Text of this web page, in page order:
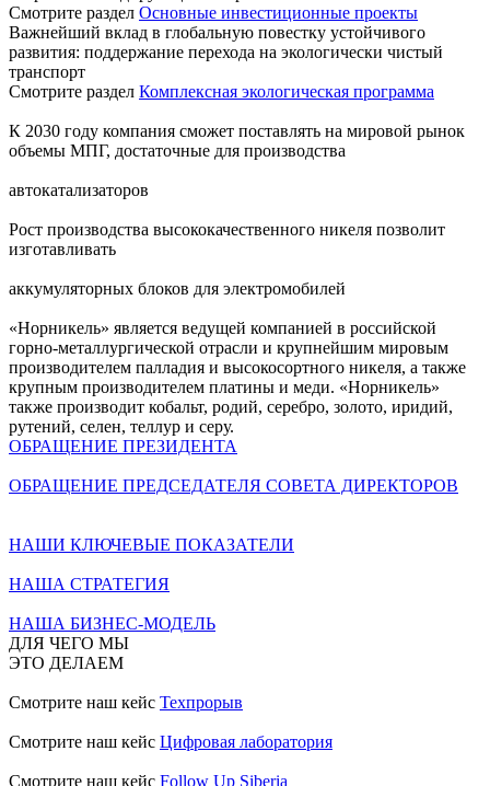
Смотрите раздел Основные инвестиционные проекты
Важнейший вклад в глобальную повестку устойчивого
развития: поддержание перехода на экологически чистый
транспорт
Смотрите раздел Комплексная экологическая программа
К 2030 году компания сможет поставлять на мировой рынок
объемы МПГ, достаточные для производства
автокатализаторов
Рост производства высококачественного никеля позволит
изготавливать
аккумуляторных блоков для электромобилей
«Норникель» является ведущей компанией в российской
горно-металлургической отрасли и крупнейшим мировым
производителем палладия и высокосортного никеля, а также
крупным производителем платины и меди. «Норникель»
также производит кобальт, родий, серебро, золото, иридий,
рутений, селен, теллур и серу.
ОБРАЩЕНИЕ ПРЕЗИДЕНТА
ОБРАЩЕНИЕ ПРЕДСЕДАТЕЛЯ СОВЕТА ДИРЕКТОРОВ
НАШИ КЛЮЧЕВЫЕ ПОКАЗАТЕЛИ
НАША СТРАТЕГИЯ
НАША БИЗНЕС-МОДЕЛЬ
ДЛЯ ЧЕГО МЫ
ЭТО ДЕЛАЕМ
Смотрите наш кейс Техпрорыв
Смотрите наш кейс Цифровая лаборатория
Смотрите наш кейс Follow Up Siberia